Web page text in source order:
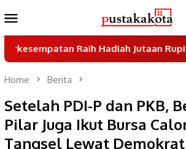
to
contentMenu
Raih Hadiah Jutaan Rupiah
Home Berita
Setelah PDI-P dan PKB,
Pilar Juga Ikut Bursa
Tangsel Lewat Demokrat